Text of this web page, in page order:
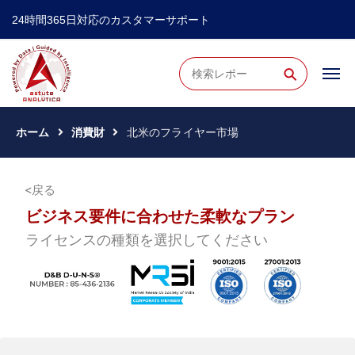
24時間365日対応のカスタマーサポート
⚲
ホーム 消費財 北米のフライヤー市場
戻る
ビジネス要件に合わせた柔軟なプラン
ライセンスの種類を選択してください